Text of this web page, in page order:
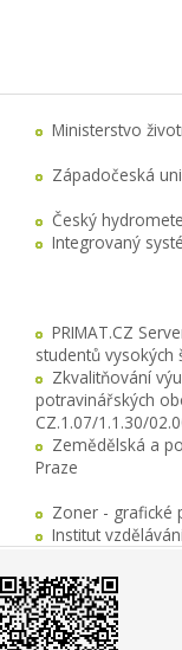
Ministerstvo
Západočeská
Český
Integrovaný
PRIMAT.CZ
studentů vysokých
Zkvalitňování
potravinářských
CZ.1.07/1.1.30/
Zemědělská a
Praze
Zoner - grafické
Institut